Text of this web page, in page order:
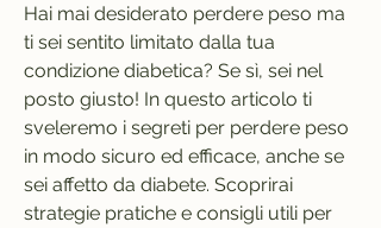
Hai mai desiderato perdere peso ma
ti sei sentito limitato dalla tua
condizione diabetica? Se sì, sei nel
posto giusto! In questo articolo ti
sveleremo i segreti per perdere peso
in modo sicuro ed efficace, anche se
sei affetto da diabete. Scoprirai
strategie pratiche e consigli utili per